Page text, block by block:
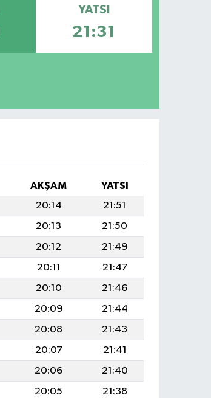
YATSI
21:31
AKŞAM
YATSI
20:14
21:51
20:13
21:50
20:12
21:49
20:11
21:47
20:10
21:46
20:09
21:44
20:08
21:43
20:07
21:41
20:06
21:40
20:05
21:38